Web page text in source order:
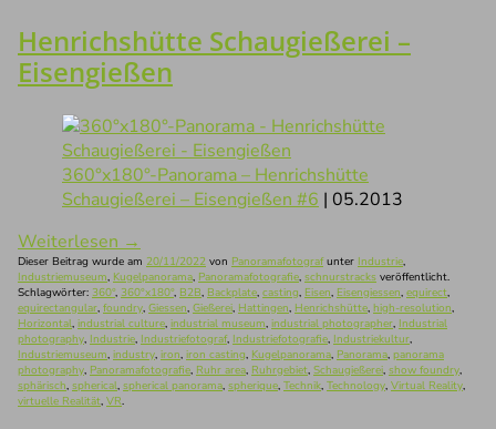
Henrichshütte Schaugießerei –
Eisengießen
360°x180°-Panorama – Henrichshütte
Schaugießerei – Eisengießen #6 | 05.2013
Weiterlesen →
Dieser Beitrag wurde am 20/11/2022 von Panoramafotografunter Industrie,
Industriemuseum, Kugelpanorama, Panoramafotografie, schnurstracks veröffentlicht.
Schlagwörter: 360°, 360°x180°, B2B, Backplate, casting, Eisen, Eisengiessen, equirect,
equirectangular, foundry, Giessen, Gießerei, Hattingen, Henrichshütte, high-resolution,
Horizontal, industrial culture, industrial museum, industrial photographer, Industrial
photography, Industrie, Industriefotograf, Industriefotografie, Industriekultur,
Industriemuseum, industry, iron, iron casting, Kugelpanorama, Panorama, panorama
photography, Panoramafotografie, Ruhr area, Ruhrgebiet, Schaugießerei, show foundry,
sphärisch, spherical, spherical panorama, spherique, Technik, Technology, Virtual Reality,
virtuelle Realität, VR.